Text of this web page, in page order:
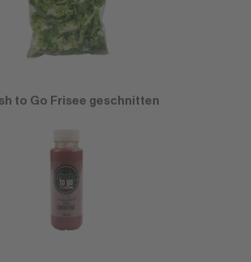
to Go Frisee geschnitten